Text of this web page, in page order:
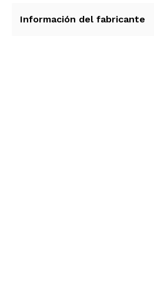
que el agua conserve su
Información del fabricante